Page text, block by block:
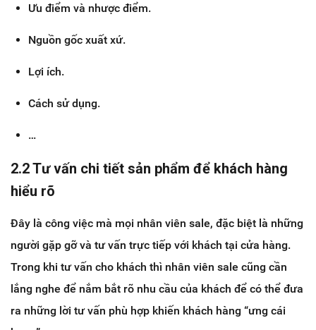
Ưu điểm và nhược điểm.
Nguồn gốc xuất xứ.
Lợi ích.
Cách sử dụng.
…
2.2 Tư vấn chi tiết sản phẩm để khách hàng
hiểu rõ
Đây là công việc mà mọi nhân viên sale, đặc biệt là những
người gặp gỡ và tư vấn trực tiếp với khách tại cửa hàng.
Trong khi tư vấn cho khách thì nhân viên sale cũng cần
lắng nghe để nắm bắt rõ nhu cầu của khách để có thể đưa
ra những lời tư vấn phù hợp khiến khách hàng “ưng cái